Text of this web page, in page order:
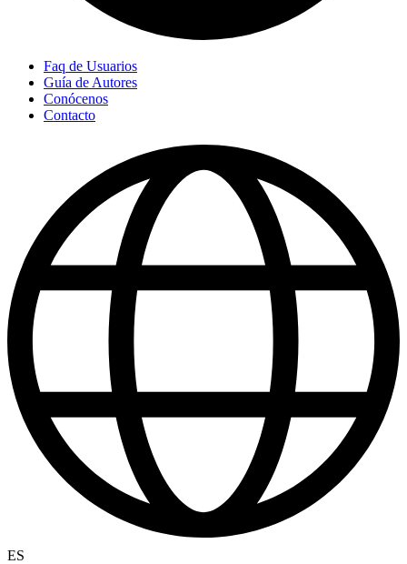
Faq de Usuarios
Guía de Autores
Conócenos
Contacto
ES